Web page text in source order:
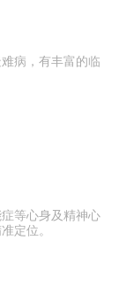
病，有丰富的临
等心身及精神心
定位。